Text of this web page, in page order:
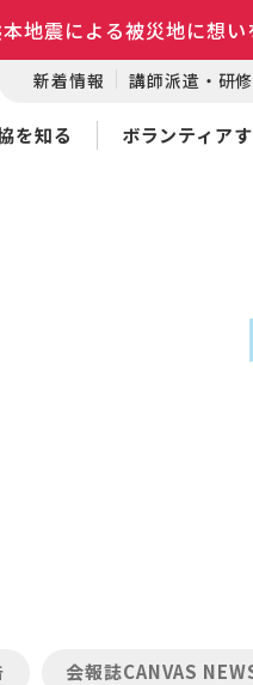
地震による被災地に想
新着情報 講師派遣・研
を知る ボランティア
会報誌CANVAS